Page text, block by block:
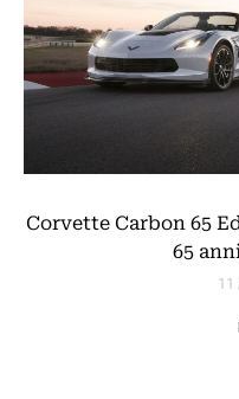
Corvette Carbon 65
65
11